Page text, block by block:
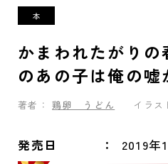
かまわれたがり
のあの子は俺の嘘
著者： 鶏卵 うどん イラス
発売日 2019年